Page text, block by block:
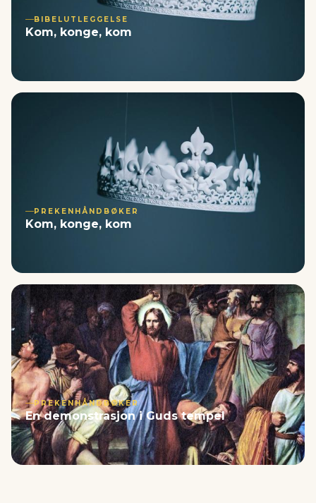
BIBELUTLEGGELSE
Kom, konge, kom
PREKENHÅNDBØKER
Kom, konge, kom
PREKENHÅNDBØKER
En demonstrasjon i Guds tempel